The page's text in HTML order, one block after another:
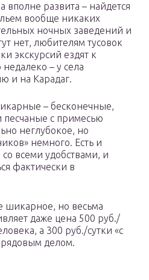
вполне развита – найдется
вообще никаких
ночных заведений и
нет, любителям тусовок
экскурсий ездят к
– у села
и на Карадаг.
– бесконечные,
с примесью
неглубокое, но
немного. Есть и
всеми удобствами, и
фактически в
но весьма
даже цена 500 руб./
а 300 руб./сутки «с
рядовым делом.